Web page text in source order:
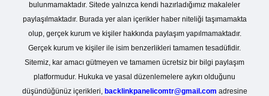
bulunmamaktadır. Sitede yalnızca kendi hazırladığımız makaleler
paylaşılmaktadır. Burada yer alan içerikler haber niteliği taşımamakta
olup, gerçek kurum ve kişiler hakkında paylaşım yapılmamaktadır.
Gerçek kurum ve kişiler ile isim benzerlikleri tamamen tesadüfidir.
Sitemiz, kar amacı gütmeyen ve tamamen ücretsiz bir bilgi paylaşım
platformudur. Hukuka ve yasal düzenlemelere aykırı olduğunu
düşündüğünüz içerikleri, backlinkpanelicomtr@gmail.com adresine